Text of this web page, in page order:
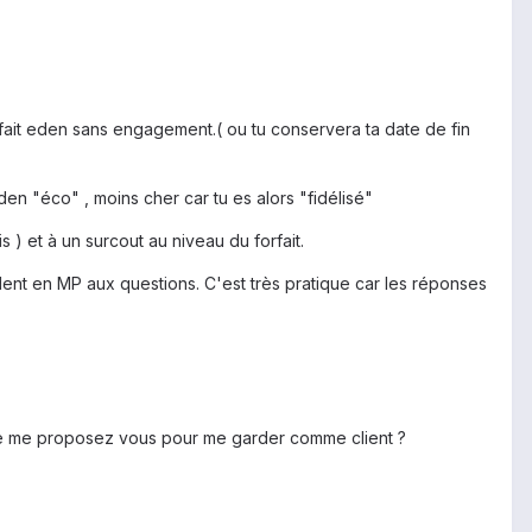
eden sans engagement.( ou tu conservera ta date de fin
"éco" , moins cher car tu es alors "fidélisé"
) et à un surcout au niveau du forfait.
en MP aux questions. C'est très pratique car les réponses
proposez vous pour me garder comme client ?